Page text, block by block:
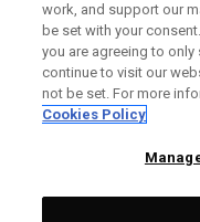
work, and support our
be set with your
you are agreeing to
continue to visit our
not be set. For more
Cookies Policy